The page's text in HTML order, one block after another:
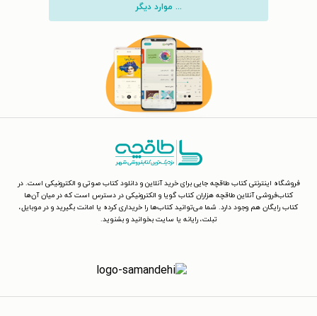
... موارد دیگر
فروشگاه اینترنتی کتاب طاقچه جایی برای خرید آنلاین و دانلود کتاب صوتی و الکترونیکی است. در
کتاب‌فروشی آنلاین طاقچه هزاران کتاب گویا و الکترونیکی در دسترس است که در میان آن‌ها
کتاب رایگان هم وجود دارد. شما می‌توانید کتاب‌ها را خریداری کرده یا امانت بگیرید و در موبایل،
تبلت، رایانه یا سایت بخوانید و بشنوید.